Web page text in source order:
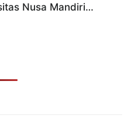
Nusa Mandiri